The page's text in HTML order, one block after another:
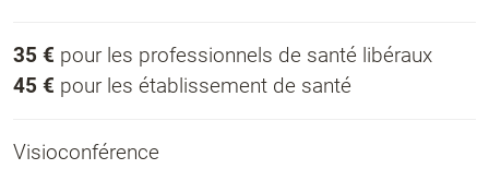
35 € pour les professionnels de santé libéraux
45 € pour les établissement de santé
Visioconférence